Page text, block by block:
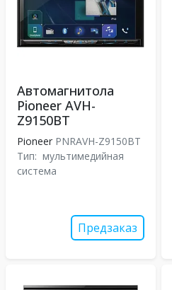
Автомагнитола
Pioneer AVH-
Z9150BT
Pioneer PNRAVH-Z9150BT
Тип: мультимедийная
система
Предзаказ